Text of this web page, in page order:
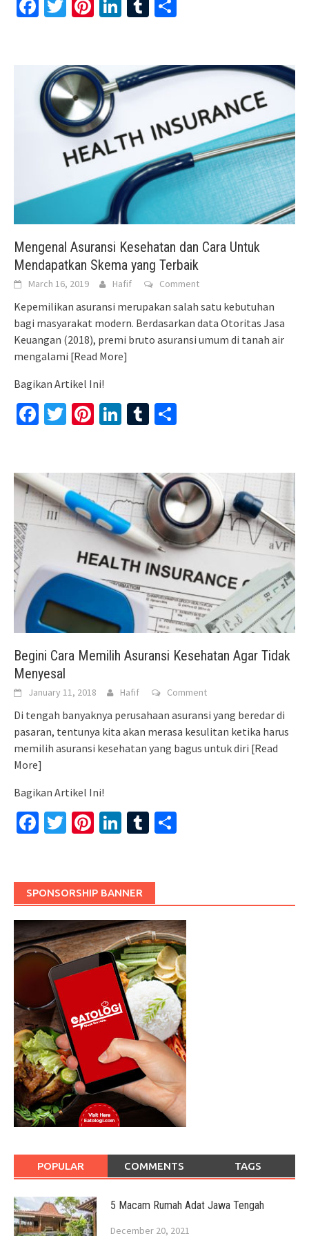
Facebook
TwitterPinterest
LinkedIn
Tumblr
Mengenal Asuransi Kesehatan dan Cara Untuk
Mendapatkan Skema yang Terbaik
March 16, 2019 Hafif Comment
Kepemilikan asuransi merupakan salah satu kebutuhan
bagi masyarakat modern. Berdasarkan data Otoritas Jasa
Keuangan (2018), premi bruto asuransi umum di tanah air
mengalami [Read More]
Bagikan Artikel Ini!
Facebook
TwitterPinterest
LinkedIn
Tumblr
Begini Cara Memilih Asuransi Kesehatan Agar Tidak
Menyesal
January 11, 2018 Hafif Comment
Di tengah banyaknya perusahaan asuransi yang beredar di
pasaran, tentunya kita akan merasa kesulitan ketika harus
memilih asuransi kesehatan yang bagus untuk diri [Read
More]
Bagikan Artikel Ini!
Facebook
TwitterPinterest
LinkedIn
Tumblr
SPONSORSHIP BANNER
POPULAR COMMENTS TAGS
5 Macam Rumah Adat Jawa Tengah
December 20, 2021